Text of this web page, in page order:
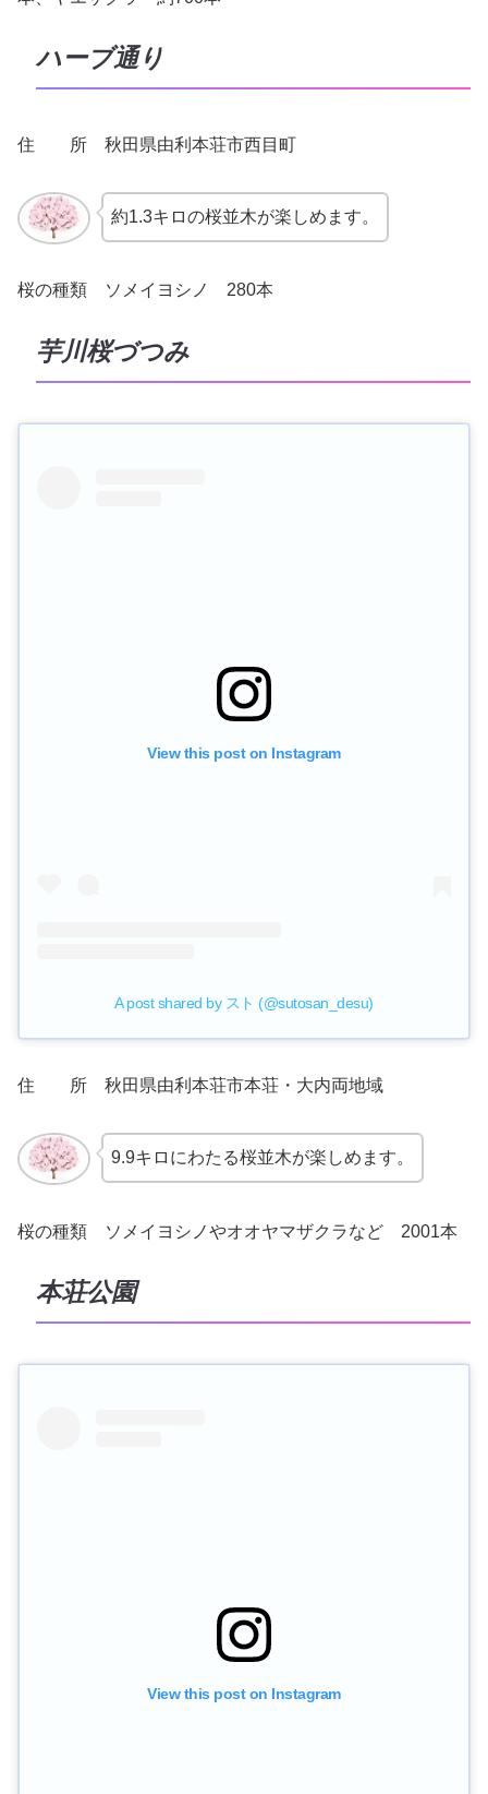
ハーブ通り
住 所 秋田県由利本荘市西目町
約1.3キロの桜並木が楽しめます。
桜の種類 ソメイヨシノ 280本
芋川桜づつみ
View this post on Instagram
A post shared by スト (@sutosan_desu)
住 所 秋田県由利本荘市本荘・大内両地域
9.9キロにわたる桜並木が楽しめます。
桜の種類 ソメイヨシノやオオヤマザクラなど 2001本
本荘公園
View this post on Instagram